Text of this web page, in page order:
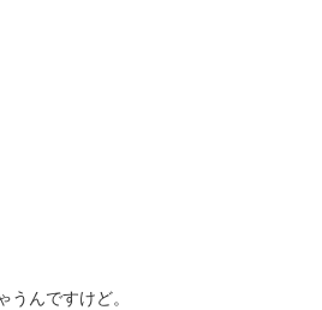
んですけど。